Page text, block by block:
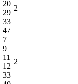
20
29
33
47
2
7
9
11
12
33
2